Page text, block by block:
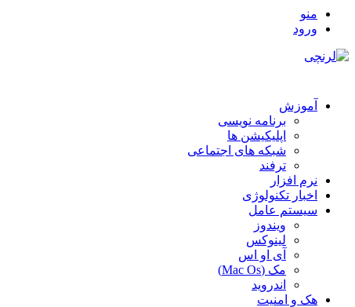
منو
ورود
آموزش
برنامه نویسی
اپلیکیشن ها
شبکه های اجتماعی
ترفند
نرم افزار
اخبار تکنولوژی
سیستم عامل
ویندوز
لینوکس
آی او اس
مک (Mac Os)
اندروید
هک و امنیت